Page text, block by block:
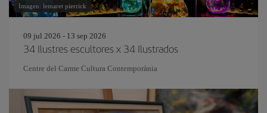
Imagen: lemaret pierrick
09 jul 2026 - 13 sep 2026
34 Ilustres escultores x 34 Ilustrados
Centre del Carme Cultura Contemporània